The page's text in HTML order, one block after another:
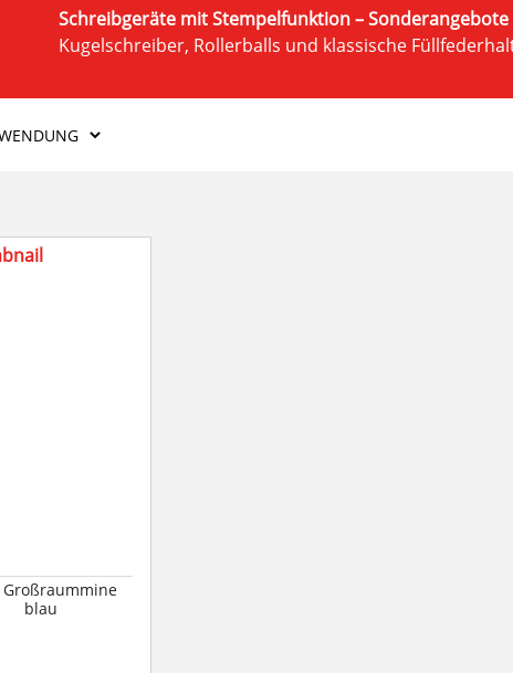
Schreibgeräte mit Stempelfunktion –
Kugelschreiber, Rollerballs und klassische
Großraummine
blau